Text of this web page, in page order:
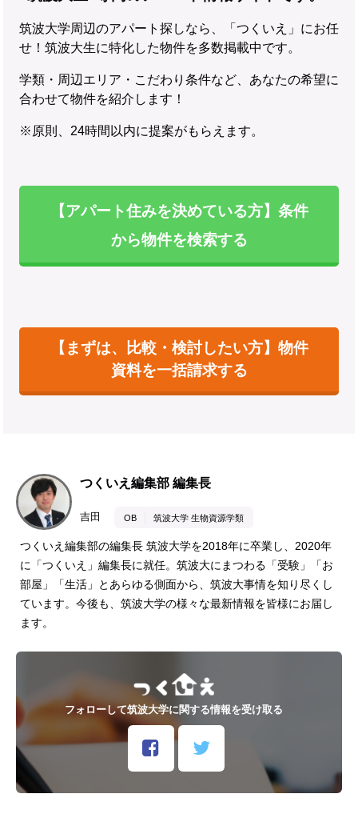
筑波大学周辺のアパート探しなら、「つくいえ」にお任
せ！筑波大生に特化した物件を多数掲載中です。
学類・周辺エリア・こだわり条件など、あなたの希望に
合わせて物件を紹介します！
※原則、24時間以内に提案がもらえます。
【アパート住みを決めている方】条件
から物件を検索する
【まずは、比較・検討したい方】物件
資料を一括請求する
つくいえ編集部 編集長
吉田 OB 筑波大学 生物資源学類
つくいえ編集部の編集長 筑波大学を2018年に卒業し、2020年
に「つくいえ」編集長に就任。筑波大にまつわる「受験」「お
部屋」「生活」とあらゆる側面から、筑波大事情を知り尽くし
ています。今後も、筑波大学の様々な最新情報を皆様にお届し
ます。
フォローして筑波大学に関する情報を受け取る